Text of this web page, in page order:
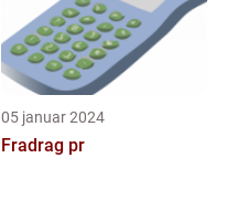
05 januar 2024
Fradrag pr